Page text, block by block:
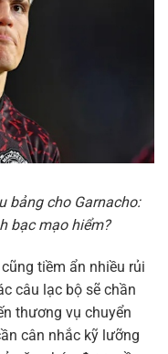
bảng cho Garnacho:
bạc mạo hiểm?
tiềm ẩn nhiều rủi
câu lạc bộ sẽ chần
thương vụ chuyển
cân nhắc kỹ lưỡng